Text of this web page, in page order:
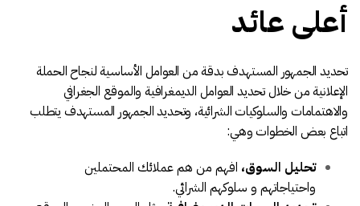
أعلى عائد
تحديد الجمهور المستهدف بدقة من العوامل الأساسية لنجاح الحملة
الإعلانية من خلال تحديد العوامل الديمغرافية والموقع الجغرافي
والاهتمامات والسلوكيات الشرائية، وتحديد الجمهور المستهدف يتطلب
اتباع بعض الخطوات وهي:
تحليل السوق، افهم من هم عملائك المحتملين
واحتياجاتهم و سلوكهم الشرائي.